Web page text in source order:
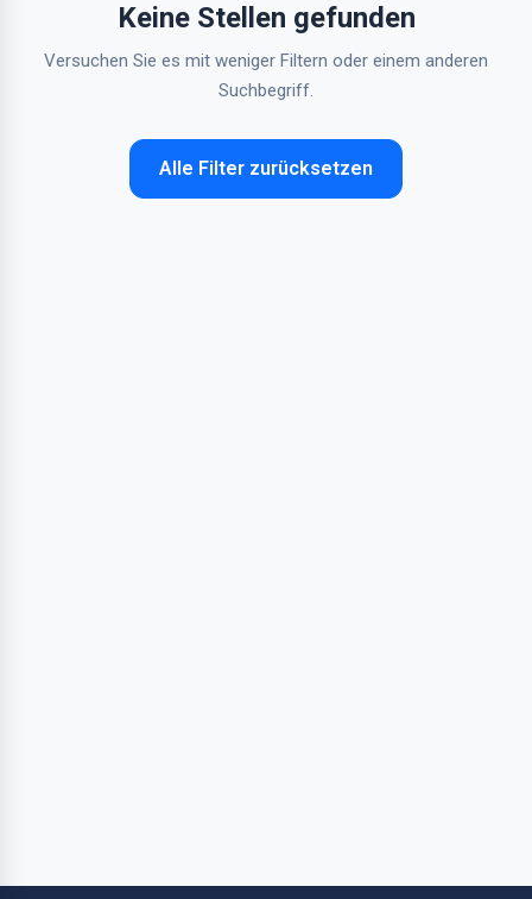
Keine Stellen gefunden
Versuchen Sie es mit weniger Filtern oder einem anderen
Suchbegriff.
Alle Filter zurücksetzen